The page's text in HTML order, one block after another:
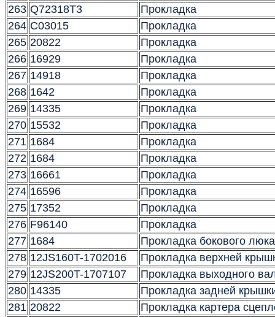
263 Q72318T3
Прокладка
264 C03015
Прокладка
265 20822
Прокладка
266 16929
Прокладка
267 14918
Прокладка
268 1642
Прокладка
269 14335
Прокладка
270 15532
Прокладка
271 1684
Прокладка
272 1684
Прокладка
273 16661
Прокладка
274 16596
Прокладка
275 17352
Прокладка
276 F96140
Прокладка
277 1684
Прокладка бокового
278 12JS160T-1702016
Прокладка верхней
279 12JS200T-1707107
Прокладка выходного
280 14335
Прокладка задней
281 20822
Прокладка картера